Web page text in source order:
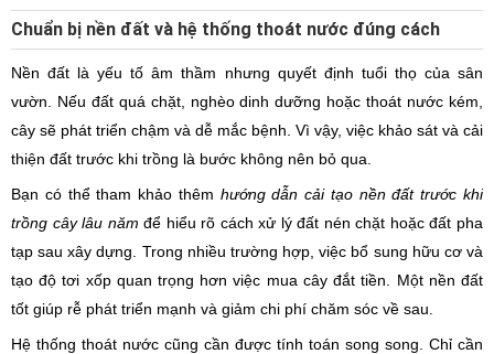
Chuẩn bị nền đất và hệ thống thoát nước đúng cách
Nền đất là yếu tố âm thầm nhưng quyết định tuổi thọ của sân
vườn. Nếu đất quá chặt, nghèo dinh dưỡng hoặc thoát nước kém,
cây sẽ phát triển chậm và dễ mắc bệnh. Vì vậy, việc khảo sát và cải
thiện đất trước khi trồng là bước không nên bỏ qua.
Bạn có thể tham khảo thêm hướng dẫn cải tạo nền đất trước khi
trồng cây lâu năm để hiểu rõ cách xử lý đất nén chặt hoặc đất pha
tạp sau xây dựng. Trong nhiều trường hợp, việc bổ sung hữu cơ và
tạo độ tơi xốp quan trọng hơn việc mua cây đắt tiền. Một nền đất
tốt giúp rễ phát triển mạnh và giảm chi phí chăm sóc về sau.
Hệ thống thoát nước cũng cần được tính toán song song. Chỉ cần